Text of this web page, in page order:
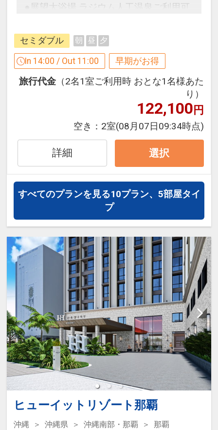
●全室ＷＯＷＷＯＷ視聴可能！
●全室Ｗｉ-Ｆｉ完備！
※旅行代金に含まれます。
●連泊時、お部屋の清掃・ベッドメイク
不要の方に、ドリンク付（おひとり様に
つき１本）
※タオルセットとアメニティ交換のみの
簡易清掃となります。
※旅行代金に含まれます。
ご宿泊者様にホテルから朝食をご用意！
このプランは食事なしプランですが「ご
宿泊者様に朝食をご用意」いたします。
朝はやっぱりちゃんと、朝ごはん！
さまざまな朝食のスタイルに合った温か
い料理と琉球料理を毎日1～2品ご用意し
ております。
ここがポイント！
●離島への発着に便利な泊港まで徒歩約
国立公園に指定された慶良間（けらま）
諸島へのアクセスに便利な港が近く、
前後泊にも利用しやすい！
●展望大浴場 ラジウム人工温泉ご利用可
早めのお申し込みがお得！【早３０】
お得です！
※本プランは３０日前までの予約受付で
す。２９日前以降の人数変更、おとな・
こどもの内訳変更はできません。
ホテルポイント
●アーリーチェックイン１４：００（通
●滞在中、大浴場の利用ＯＫ！
滞在中１回）
※セルフサービスとなります（６：３０
～１０：００、１５：００～２２：０
０）
●全室空気清浄機完備！
●全室ＷＯＷＷＯＷ視聴可能！
●全室Ｗｉ-Ｆｉ完備！
※旅行代金に含まれます。
セミダブル 朝 昼 夕
In 14:00 / Out 11:00 早期がお得
旅行代金 （2名1室ご利用時 おとな1名様あた
り）
122,100円
空き： 2室(08月07日09:34時点)
詳細 選択
すべてのプランを見る10プラン、5部屋タイ
プ
ヒューイットリゾート那覇
沖縄 沖縄県 沖縄南部・那覇 那覇